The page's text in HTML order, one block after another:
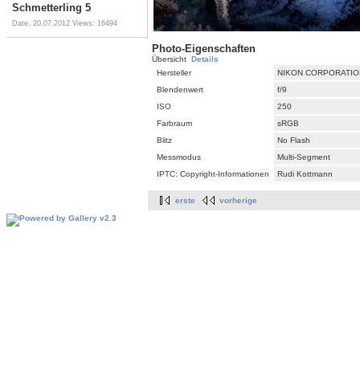
Schmetterling 5
Date: 20.07.2012 Views: 16494
Photo-Eigenschaften
Übersicht Details
Hersteller
NIKON
Blendenwert
f/9
ISO
250
Farbraum
sRGB
Blitz
No Flash
Messmodus
Multi-Segment
IPTC: Copyright-Informationen
Rudi Kottmann
erste vorherige